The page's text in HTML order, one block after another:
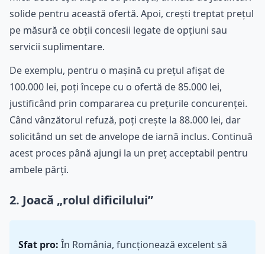
solide pentru această ofertă. Apoi, crești treptat prețul
pe măsură ce obții concesii legate de opțiuni sau
servicii suplimentare.
De exemplu, pentru o mașină cu prețul afișat de
100.000 lei, poți începe cu o ofertă de 85.000 lei,
justificând prin compararea cu prețurile concurenței.
Când vânzătorul refuză, poți crește la 88.000 lei, dar
solicitând un set de anvelope de iarnă inclus. Continuă
acest proces până ajungi la un preț acceptabil pentru
ambele părți.
2. Joacă „rolul dificilului”
Sfat pro: În România, funcționează excelent să